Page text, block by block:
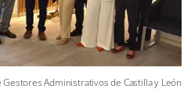
Gestores Administrativos de Castilla y León